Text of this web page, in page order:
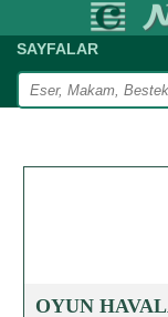
SAYFALAR
OYUN